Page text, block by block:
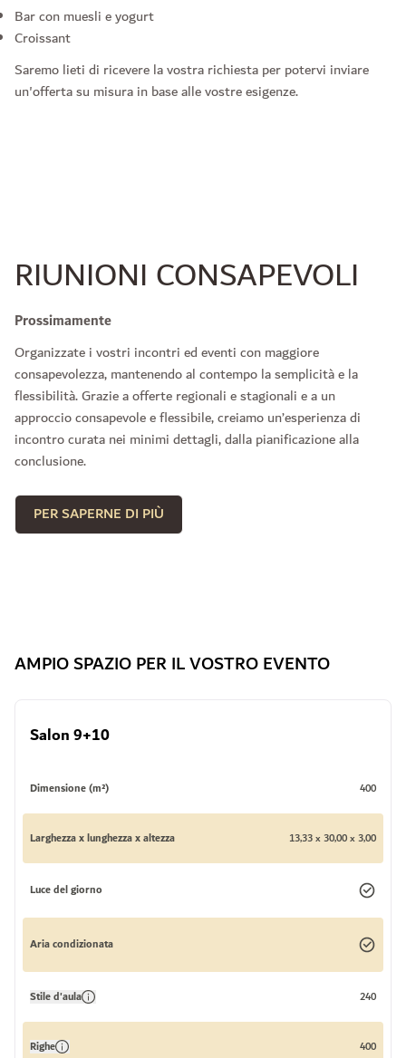
Bar con muesli e yogurt
Croissant
Saremo lieti di ricevere la vostra richiesta per potervi inviare
un'offerta su misura in base alle vostre esigenze.
RIUNIONI CONSAPEVOLI
Prossimamente
Organizzate i vostri incontri ed eventi con maggiore
consapevolezza, mantenendo al contempo la semplicità e la
flessibilità. Grazie a offerte regionali e stagionali e a un
approccio consapevole e flessibile, creiamo un’esperienza di
incontro curata nei minimi dettagli, dalla pianificazione alla
conclusione.
PER SAPERNE DI PIÙ
AMPIO SPAZIO PER IL VOSTRO EVENTO
Salon 9+10
Dimensione (m²) 400
Larghezza x lunghezza x altezza 13,33 x 30,00 x 3,00
Luce del giorno
Aria condizionata
Stile d'aula 240
Righe 400